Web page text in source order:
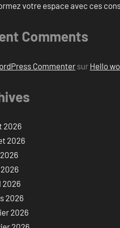
votre espace avec ces
Comments
Commenter sur Hello
2026
2026
2026
2026
2026